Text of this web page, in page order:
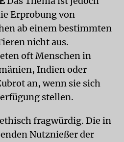
Erprobung von
ab einem bestimmten
nicht aus.
oft Menschen in
Indien oder
an, wenn sie sich
stellen.
fragwürdig. Die in
Nutznießer der